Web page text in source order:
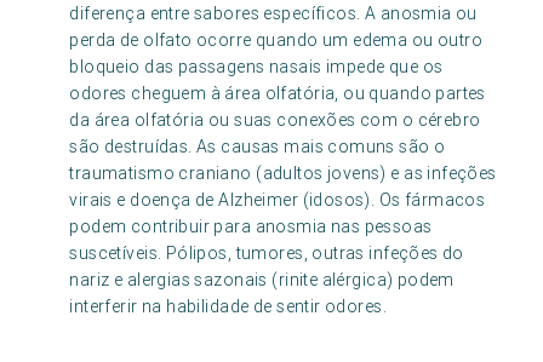
diferença entre sabores específicos. A anosmia ou
perda de olfato ocorre quando um edema ou outro
bloqueio das passagens nasais impede que os
odores cheguem à área olfatória, ou quando partes
da área olfatória ou suas conexões com o cérebro
são destruídas. As causas mais comuns são o
traumatismo craniano (adultos jovens) e as infeções
virais e doença de Alzheimer (idosos). Os fármacos
podem contribuir para anosmia nas pessoas
suscetíveis. Pólipos, tumores, outras infeções do
nariz e alergias sazonais (rinite alérgica) podem
interferir na habilidade de sentir odores.